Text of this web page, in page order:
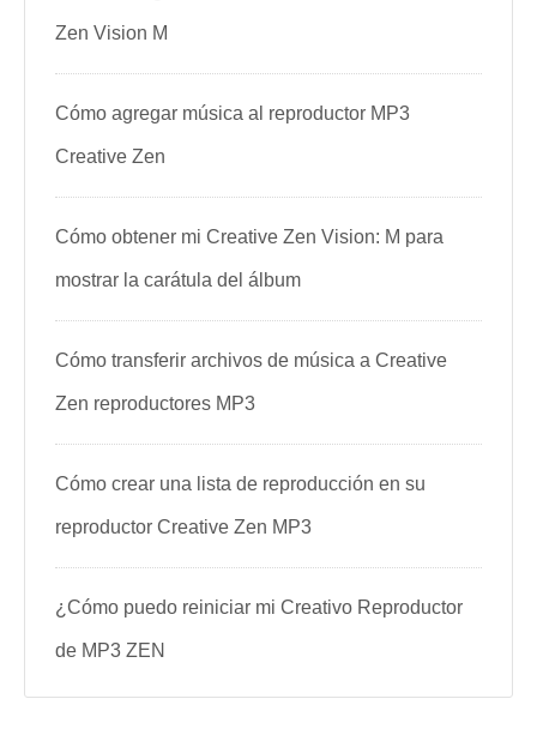
Zen Vision M
Cómo agregar música al reproductor MP3
Creative Zen
Cómo obtener mi Creative Zen Vision: M para
mostrar la carátula del álbum
Cómo transferir archivos de música a Creative
Zen reproductores MP3
Cómo crear una lista de reproducción en su
reproductor Creative Zen MP3
¿Cómo puedo reiniciar mi Creativo Reproductor
de MP3 ZEN